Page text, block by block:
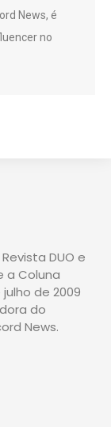
News, é
no
DUO e
a Coluna
de 2009
do
News.